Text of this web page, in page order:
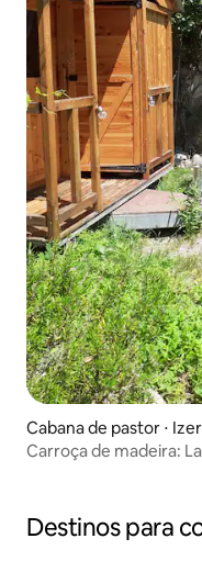
Cabana de pastor ⋅
Carroça de madeira:
Destinos para